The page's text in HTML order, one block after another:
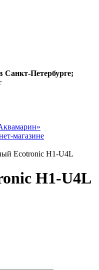
Петербурге;
магазине
Ecotronic H1-U4L
H1-U4L